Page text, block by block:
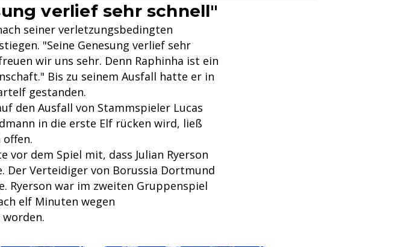
verlief sehr schnell"
seiner verletzungsbedingten
"Seine Genesung verlief sehr
wir uns sehr. Denn Raphinha ist ein
Bis zu seinem Ausfall hatte er in
gestanden.
den Ausfall von Stammspieler Lucas
in die erste Elf rücken wird, ließ
offen.
vor dem Spiel mit, dass Julian Ryerson
Der Verteidiger von Borussia Dortmund
Ryerson war im zweiten Gruppenspiel
elf Minuten wegen